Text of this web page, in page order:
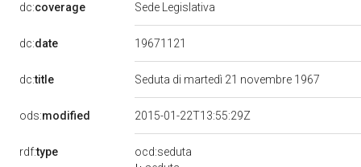
dc:coverage Sede Legislativa
dc:date 19671121
dc:title Seduta di martedì 21 novembre 1967
ods:modified 2015-01-22T13:55:29Z
rdf:type
ocd:seduta